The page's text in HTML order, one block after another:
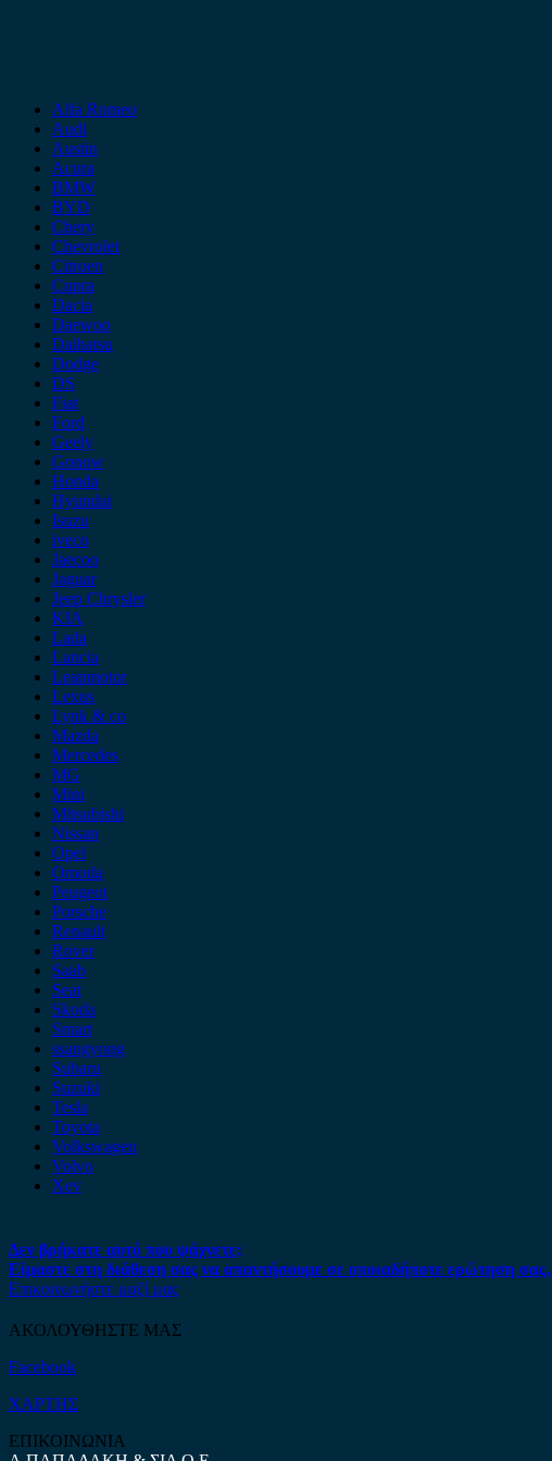
Alfa Romeo
Audi
Austin
Acura
BMW
BYD
Chery
Chevrolet
Citroen
Cupra
Dacia
Daewoo
Daihatsu
Dodge
DS
Fiat
Ford
Geely
Gonow
Honda
Hyundai
Isuzu
iveco
Jaecoo
Jaguar
Jeep Chrysler
KIA
Lada
Lancia
Leapmotor
Lexus
Lynk & co
Mazda
Mercedes
MG
Mini
Mitsubishi
Nissan
Opel
Omoda
Peugeot
Porsche
Renault
Rover
Saab
Seat
Skoda
Smart
ssangyong
Subaru
Suzuki
Tesla
Toyota
Volkswagen
Volvo
Xev
Δεν βρήκατε αυτό που ψάχνετε;
Είμαστε στη διάθεση σας να απαντήσουμε σε οποιαδήποτε ερώτηση σας.
Επικοινωνήστε μαζί μας
ΑΚΟΛΟΥΘΗΣΤΕ ΜΑΣ
Facebook
ΧΑΡΤΗΣ
ΕΠΙΚΟΙΝΩΝΙΑ